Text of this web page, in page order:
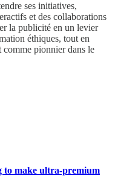
ses initiatives,
et des collaborations
la publicité en un levier
éthiques, tout en
pionnier dans le
to make ultra-premium